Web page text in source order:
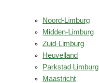
Noord-Limburg
Midden-Limburg
Zuid-Limburg
Heuvelland
Parkstad Limburg
Maastricht